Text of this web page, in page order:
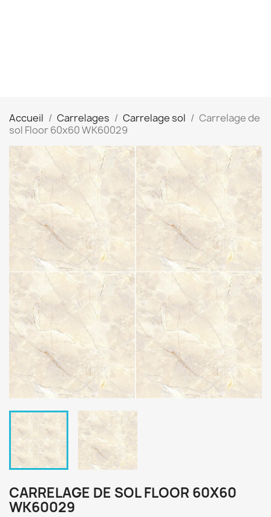
Accueil Carrelages Carrelage sol
Carrelage de
sol Floor 60x60 WK60029
CARRELAGE DE SOL FLOOR 60X60
WK60029